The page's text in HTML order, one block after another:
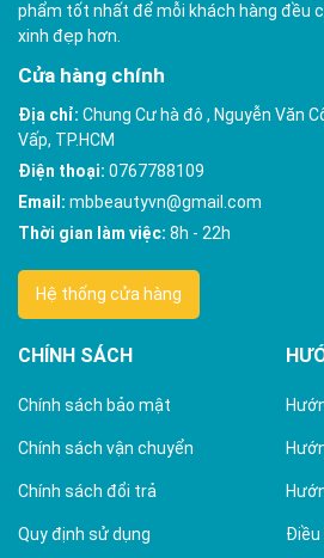
phẩm tốt nhất để mỗi khách hàng đều
xinh đẹp hơn.
Cửa hàng chính
Địa chỉ: Chung Cư hà đô , Nguyễn Văn
Vấp, TP.HCM
Điện thoại: 0767788109
Email: mbbeautyvn@gmail.com
Thời gian làm việc: 8h - 22h
Hệ thống cửa hàng
CHÍNH SÁCH
Chính sách bảo mật
Chính sách vận chuyển
Chính sách đổi trả
Quy định sử dụng Điều